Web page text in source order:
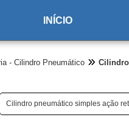
INÍCIO
- Cilindro Pneumático
Cilindro pneumático simples ação